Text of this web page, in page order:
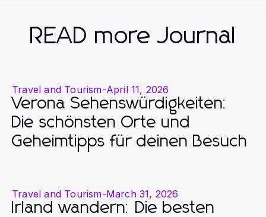
READ more Journal
Travel and Tourism-April 11, 2026
Verona Sehenswürdigkeiten:
Die schönsten Orte und
Geheimtipps für deinen Besuch
Travel and Tourism-March 31, 2026
Irland wandern: Die besten